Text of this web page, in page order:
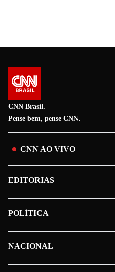
CNN Brasil.
Pense bem, pense CNN.
CNN AO VIVO
EDITORIAS
POLÍTICA
NACIONAL